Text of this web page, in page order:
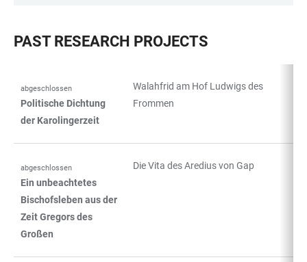
PAST RESEARCH PROJECTS
TABLE
abgeschlossen
Politische Dichtung
der Karolingerzeit
Walahfrid am Hof Ludwigs des
Frommen
abgeschlossen
Ein unbeachtetes
Bischofsleben aus der
Zeit Gregors des
Großen
Die Vita des Aredius von Gap